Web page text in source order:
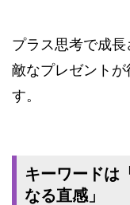
プラス思考で成
敵なプレゼント
す。
キーワードは
なる直感」